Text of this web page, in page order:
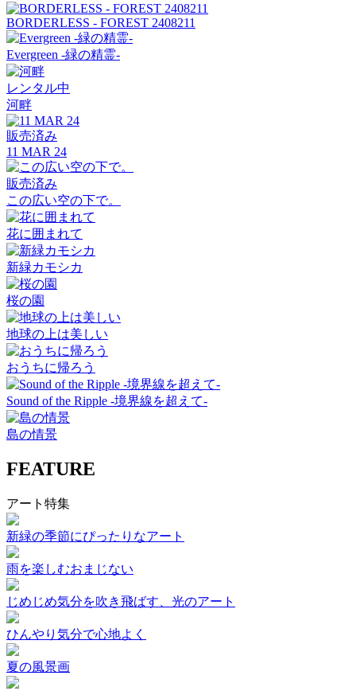
BORDERLESS - FOREST 2408211
Evergreen -緑の精霊-
レンタル中
河畔
販売済み
11 MAR 24
販売済み
この広い空の下で。
花に囲まれて
新緑カモシカ
桜の園
地球の上は美しい
おうちに帰ろう
Sound of the Ripple -境界線を超えて-
島の情景
FEATURE
アート特集
新緑の季節にぴったりなアート
雨を楽しむおまじない
じめじめ気分を吹き飛ばす、光のアート
ひんやり気分で心地よく
夏の風景画